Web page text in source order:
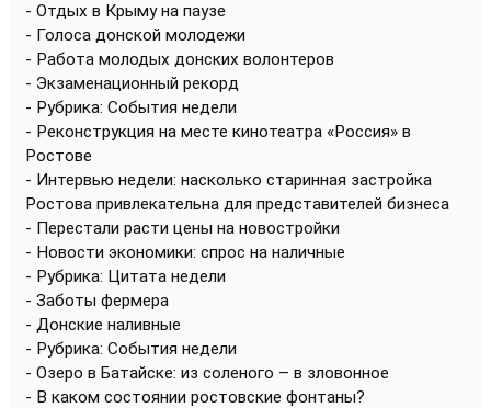
- Отдых в Крыму на паузе
- Голоса донской молодежи
- Работа молодых донских волонтеров
- Экзаменационный рекорд
- Рубрика: События недели
- Реконструкция на месте кинотеатра «Россия» в
Ростове
- Интервью недели: насколько старинная застройка
Ростова привлекательна для представителей бизнеса
- Перестали расти цены на новостройки
- Новости экономики: спрос на наличные
- Рубрика: Цитата недели
- Заботы фермера
- Донские наливные
- Рубрика: События недели
- Озеро в Батайске: из соленого – в зловонное
- В каком состоянии ростовские фонтаны?